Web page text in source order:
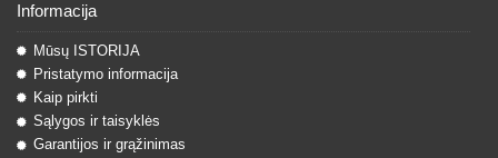
Informacija
Mūsų ISTORIJA
Pristatymo informacija
Kaip pirkti
Sąlygos ir taisyklės
Garantijos ir grąžinimas